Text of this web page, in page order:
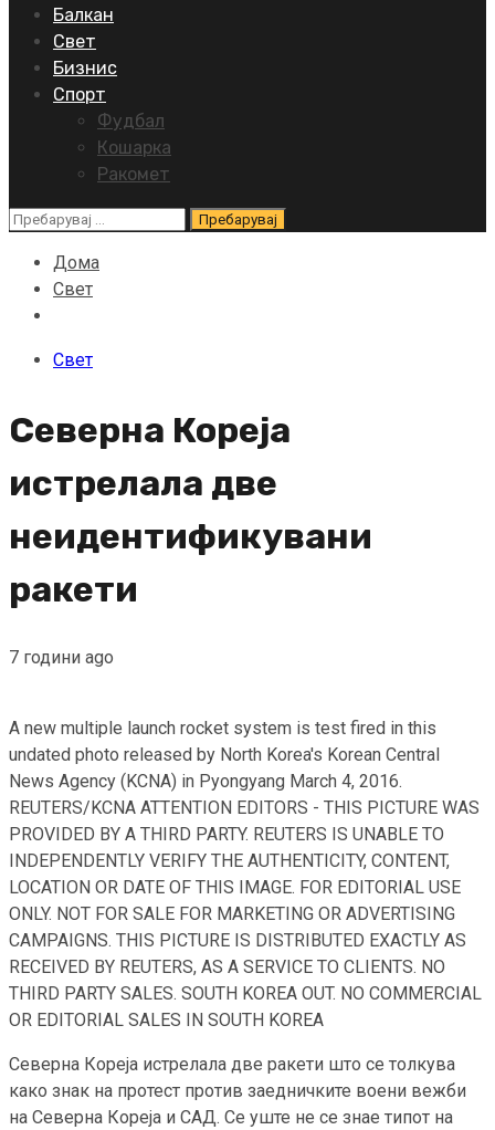
Балкан
Свет
Бизнис
Спорт
Фудбал
Кошарка
Ракомет
Пребарувај
Дома
Свет
Свет
Северна Кореја
истрелала две
неидентификувани
ракети
7 години ago
A new multiple launch rocket system is test fired in this
undated photo released by North Korea's Korean Central
News Agency (KCNA) in Pyongyang March 4, 2016.
REUTERS/KCNA ATTENTION EDITORS - THIS PICTURE WAS
PROVIDED BY A THIRD PARTY. REUTERS IS UNABLE TO
INDEPENDENTLY VERIFY THE AUTHENTICITY, CONTENT,
LOCATION OR DATE OF THIS IMAGE. FOR EDITORIAL USE
ONLY. NOT FOR SALE FOR MARKETING OR ADVERTISING
CAMPAIGNS. THIS PICTURE IS DISTRIBUTED EXACTLY AS
RECEIVED BY REUTERS, AS A SERVICE TO CLIENTS. NO
THIRD PARTY SALES. SOUTH KOREA OUT. NO COMMERCIAL
OR EDITORIAL SALES IN SOUTH KOREA
Северна Кореја истрелала две ракети што се толкува
како знак на протест против заедничките воени вежби
на Северна Кореја и САД. Се уште не се знае типот на